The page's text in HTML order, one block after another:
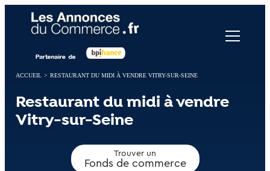
ACCUEIL > RESTAURANT DU MIDI À VENDRE VITRY-SUR-SEINE
Restaurant du midi à vendre
Vitry-sur-Seine
Trouver un
Fonds de commerce
Panneau de gestion des cookies